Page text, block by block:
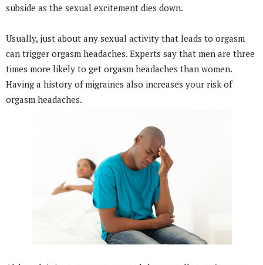
subside as the sexual excitement dies down.
Usually, just about any sexual activity that leads to orgasm
can trigger orgasm headaches. Experts say that men are three
times more likely to get orgasm headaches than women.
Having a history of migraines also increases your risk of
orgasm headaches.